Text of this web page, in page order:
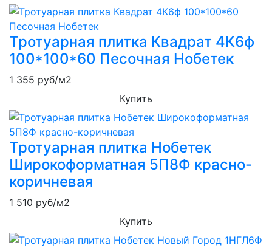
Тротуарная плитка Квадрат 4К6ф
100*100*60 Песочная Нобетек
1 355 руб/м2
Купить
Тротуарная плитка Нобетек
Широкоформатная 5П8Ф красно-
коричневая
1 510 руб/м2
Купить